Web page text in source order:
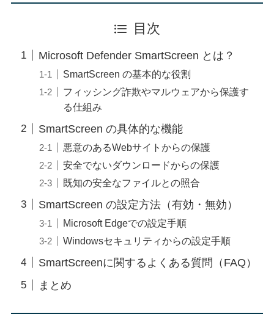
目次
Microsoft Defender SmartScreen とは？
SmartScreen の基本的な役割
フィッシング詐欺やマルウェアから保護す
る仕組み
SmartScreen の具体的な機能
悪意のあるWebサイトからの保護
安全でないダウンロードからの保護
既知の安全なファイルとの照合
SmartScreen の設定方法（有効・無効）
Microsoft Edgeでの設定手順
Windowsセキュリティからの設定手順
SmartScreenに関するよくある質問（FAQ）
まとめ